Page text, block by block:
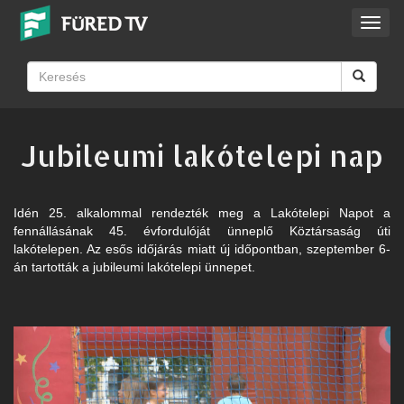
Jubileumi lakótelepi nap
Idén 25. alkalommal rendezték meg a Lakótelepi Napot a
fennállásának 45. évfordulóját ünneplő Köztársaság úti
lakótelepen. Az esős időjárás miatt új időpontban, szeptember 6-
án tartották a jubileumi lakótelepi ünnepet.